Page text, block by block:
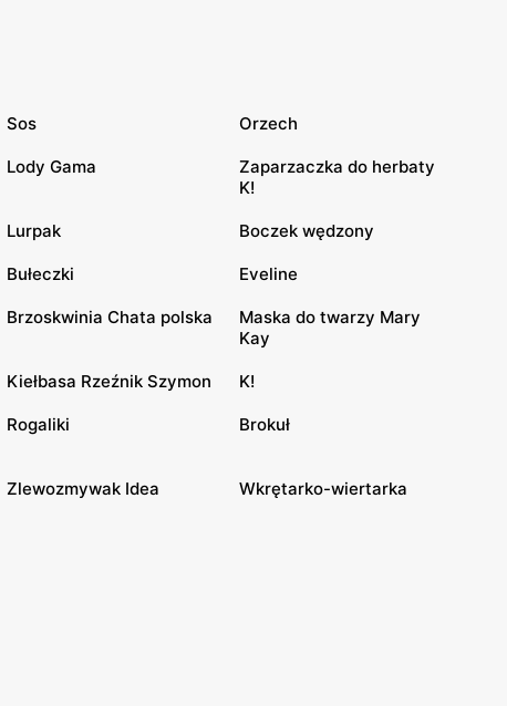
Sos Orzech
Lody Gama
Zaparzaczka do herbaty
K!
Lurpak Boczek wędzony
Bułeczki Eveline
Brzoskwinia Chata polska
Maska do twarzy Mary
Kay
Kiełbasa Rzeźnik Szymon K!
Rogaliki Brokuł
Zlewozmywak Idea Wkrętarko-wiertarka